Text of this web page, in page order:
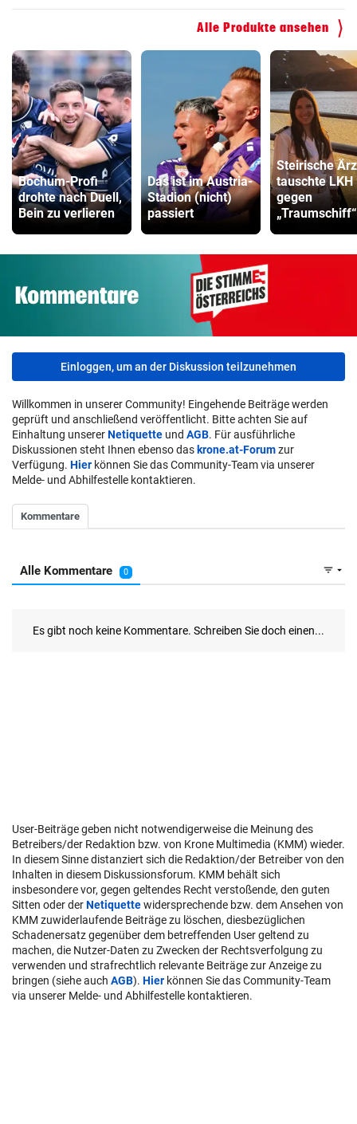
Alle Produkte ansehen
Bochum-Profi
drohte nach Duell,
Bein zu verlieren
Das ist im Austria-
Stadion (nicht)
passiert
Steirische
tauschte LKH
gegen
„Traumschiff“
Einloggen, um an der Diskussion teilzunehmen
Willkommen in unserer Community! Eingehende Beiträge werden
geprüft und anschließend veröffentlicht. Bitte achten Sie auf
Einhaltung unsererNetiquette und AGB. Für ausführliche
Diskussionen steht Ihnen ebenso das krone.at-Forumzur
Verfügung. Hier können Sie das Community-Team via unserer
Melde- und Abhilfestelle kontaktieren.
User-Beiträge geben nicht notwendigerweise die Meinung des
Betreibers/der Redaktion bzw. von Krone Multimedia (KMM) wieder.
In diesem Sinne distanziert sich die Redaktion/der Betreiber von den
Inhalten in diesem Diskussionsforum. KMM behält sich
insbesondere vor, gegen geltendes Recht verstoßende, den guten
Sitten oder derNetiquettewidersprechende bzw. dem Ansehen von
KMM zuwiderlaufende Beiträge zu löschen, diesbezüglichen
Schadenersatz gegenüber dem betreffenden User geltend zu
machen, die Nutzer-Daten zu Zwecken der Rechtsverfolgung zu
verwenden und strafrechtlich relevante Beiträge zur Anzeige zu
bringen (siehe auch AGB). Hier können Sie das Community-Team
via unserer Melde- und Abhilfestelle kontaktieren.